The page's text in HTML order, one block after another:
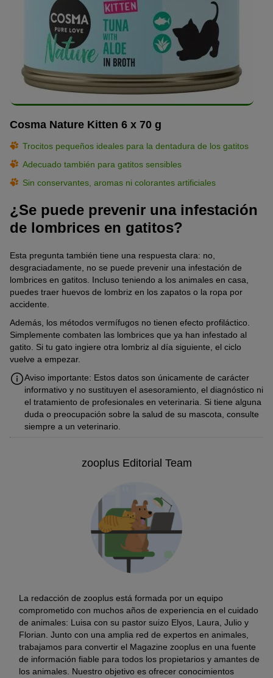
Cosma Nature Kitten 6 x 70 g
Trocitos pequeños ideales para la dentadura de los gatitos
Adecuado también para gatitos sensibles
Sin conservantes, aromas ni colorantes artificiales
¿Se puede prevenir una infestación
de lombrices en gatitos?
Esta pregunta también tiene una respuesta clara: no,
desgraciadamente, no se puede prevenir una infestación de
lombrices en gatitos. Incluso teniendo a los animales en casa,
puedes traer huevos de lombriz en los zapatos o la ropa por
accidente.
Además, los métodos vermífugos no tienen efecto profiláctico.
Simplemente combaten las lombrices que ya han infestado al
gatito. Si tu gato ingiere otra lombriz al día siguiente, el ciclo
vuelve a empezar.
Aviso importante: Estos datos son únicamente de carácter
informativo y no sustituyen el asesoramiento, el diagnóstico ni
el tratamiento de profesionales en veterinaria. Si tiene alguna
duda o preocupación sobre la salud de su mascota, consulte
siempre a un veterinario.
zooplus Editorial Team
La redacción de zooplus está formada por un equipo
comprometido con muchos años de experiencia en el cuidado
de animales: Luisa con su pastor suizo Elyos, Laura, Julio y
Florian. Junto con una amplia red de expertos en animales,
trabajamos para convertir el Magazine zooplus en una fuente
de información fiable para todos los propietarios y amantes de
los animales. Nuestro objetivo es ofrecer conocimientos